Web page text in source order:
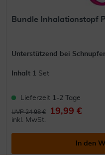
Bundle Inhalationstopf
Unterstützend bei
Inhalt 1 Set
Lieferzeit 1-2 Tage
UVP 24,98 € 19,99 €
inkl. MwSt.
In den